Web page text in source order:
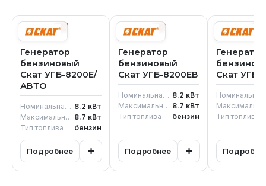
Генератор
бензиновый
Скат УГБ-8200Е/
АВТО
Номинальная мощность 8.2 кВт
Максимальная мощность генератора 8.7 кВт
Тип топлива
бензин
Подробнее +
Генератор
бензиновый
Скат УГБ-8200ЕВ
Номинальная мощность 8.2 кВт
Максимальная мощность генератора 8.7 кВт
Тип топлива
бензин
Подробнее +
Генератор
Скат УГБ-
Тип топлива